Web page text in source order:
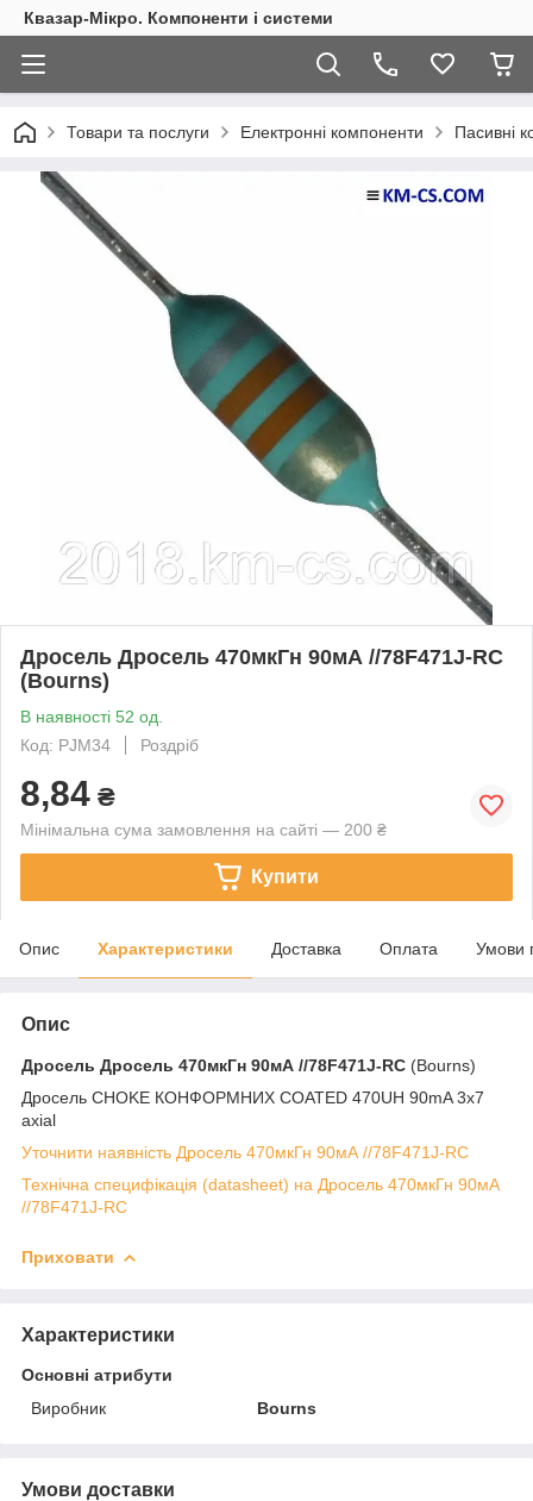
Квазар-Мікро. Компоненти і системи
Товари та послуги Електронні компоненти Пасивні
Дросель Дросель 470мкГн 90мА //78F471J-RC
(Bourns)
В наявності 52 од.
Код: PJM34
Роздріб
8,84 ₴
Мінімальна сума замовлення на сайті — 200 ₴
Купити
Опис Характеристики Доставка Оплата Умови
Опис
Дросель Дросель 470мкГн 90мА //78F471J-RC (Bourns)
Дросель CHOKE КОНФОРМНИХ COATED 470UH 90mA 3x7
axial
Уточнити наявність Дросель 470мкГн 90мА //78F471J-RC
Технічна специфікація (datasheet) на Дросель 470мкГн 90мА
//78F471J-RC
Приховати
Характеристики
Основні атрибути
Виробник
Bourns
Умови доставки